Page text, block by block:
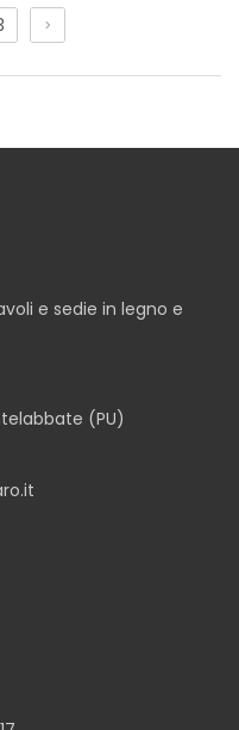
e sedie in legno e
(PU)